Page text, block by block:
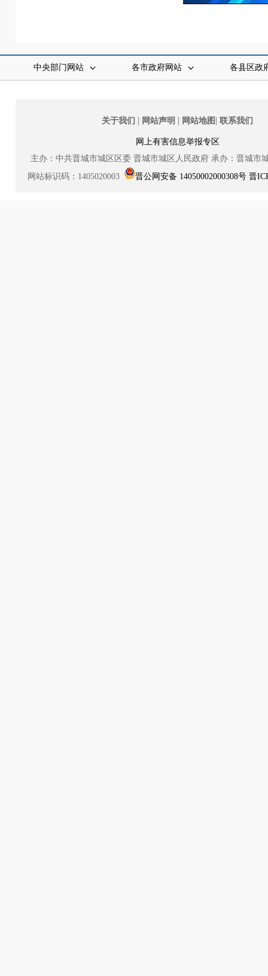
中央部门网站 各市政府网站 各县区政
关于我们 | 网站声明 | 网站地图 | 联系我们
网上有害信息举报专区
主办：中共晋城市城区区委 晋城市城区人民政府 承办：晋城市
网站标识码：1405020003
晋公网安备 14050002000308号 晋